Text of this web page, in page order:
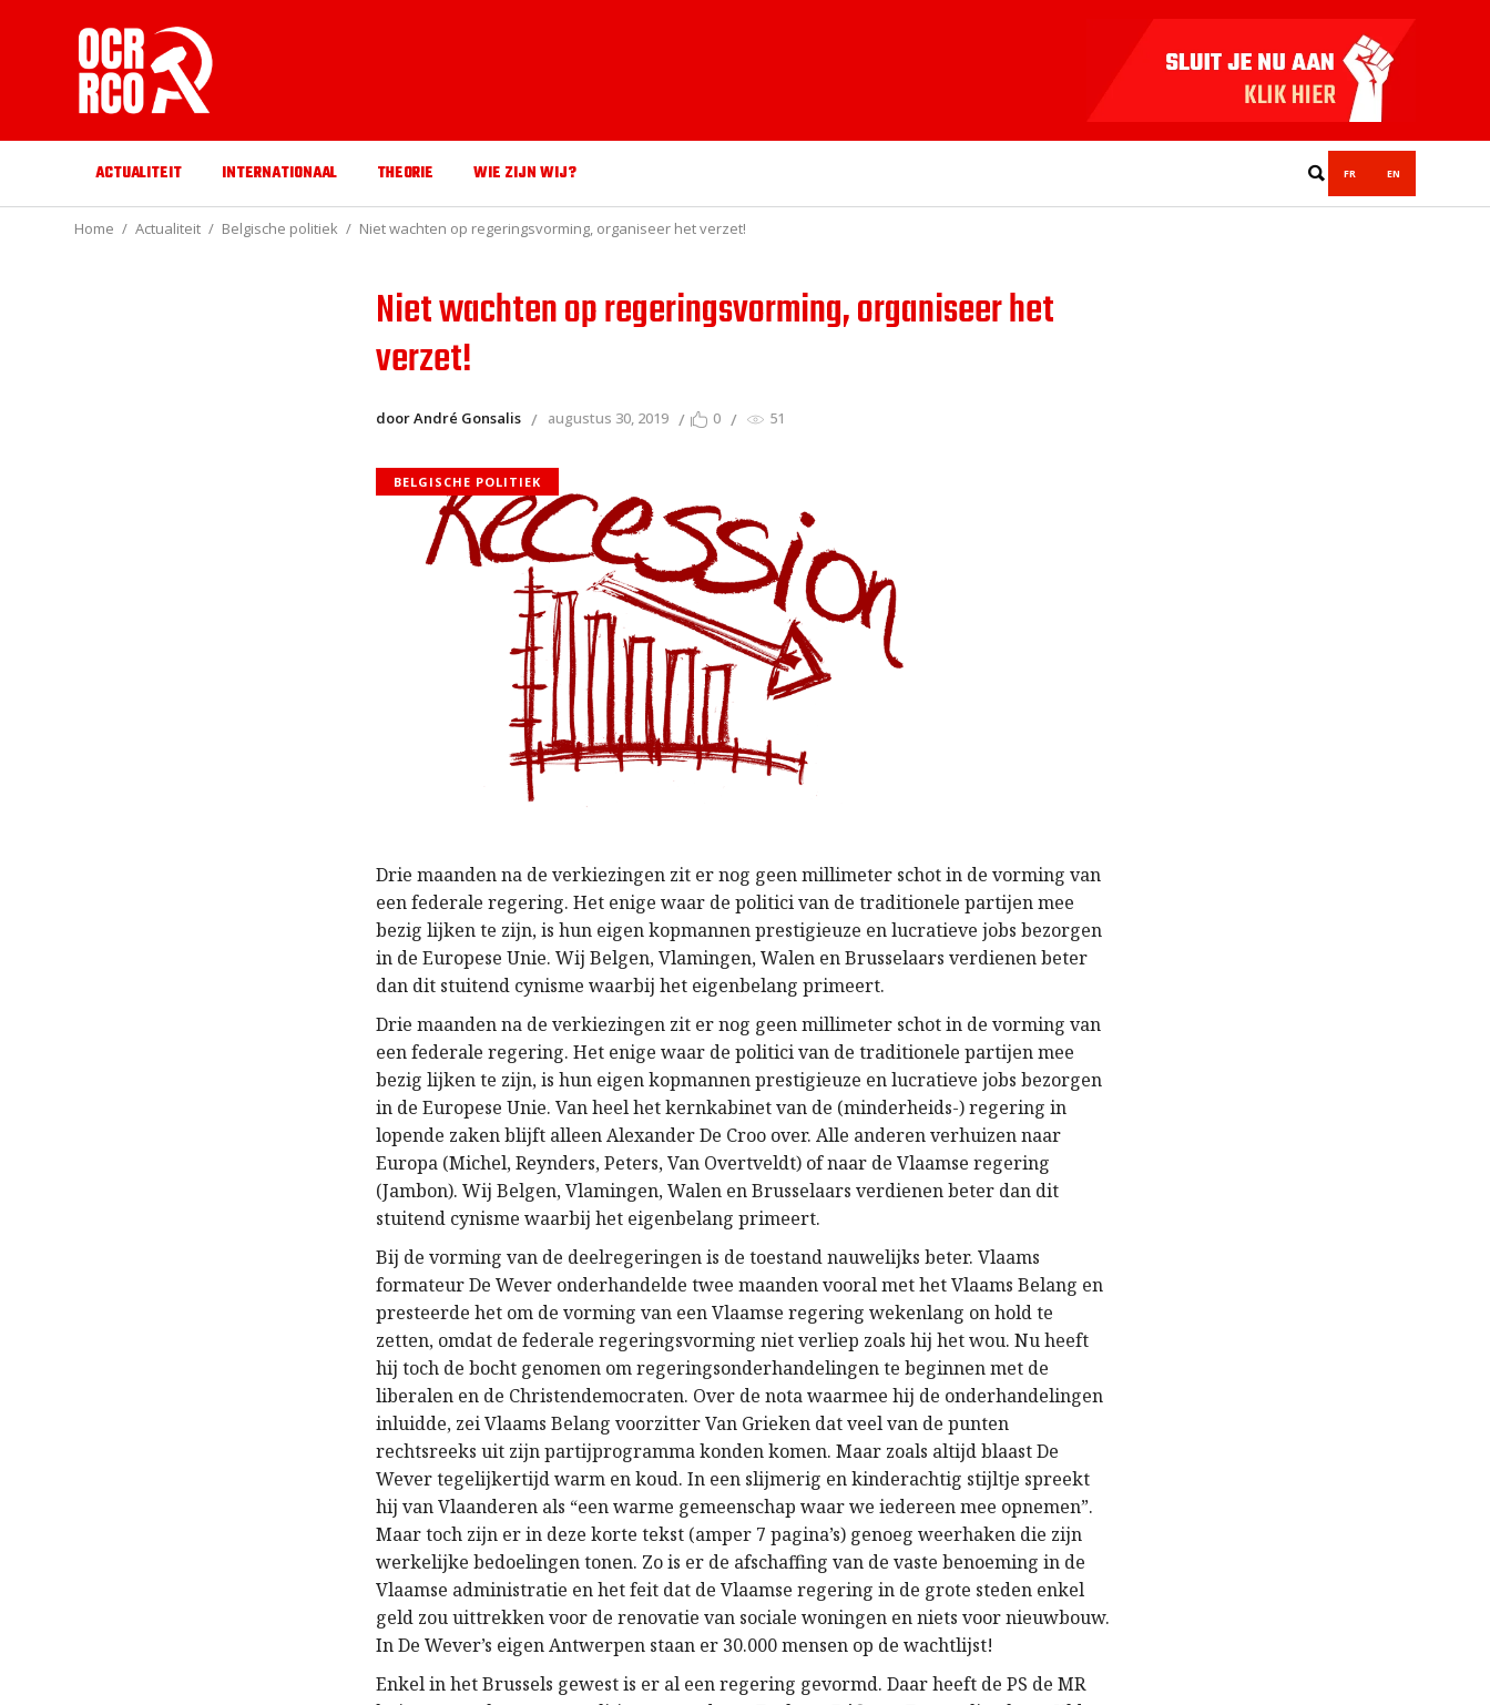
ACTUALITEIT INTERNATIONAAL THEORIE WIE ZIJN WIJ? FR EN
Home Actualiteit Belgische politiek Niet wachten op regeringsvorming, organiseer het verzet!
Niet wachten op regeringsvorming, organiseer het
verzet!
door André Gonsalis augustus 30, 2019 0 51
BELGISCHE POLITIEK
Drie maanden na de verkiezingen zit er nog geen millimeter schot in de vorming van
een federale regering. Het enige waar de politici van de traditionele partijen mee
bezig lijken te zijn, is hun eigen kopmannen prestigieuze en lucratieve jobs bezorgen
in de Europese Unie. Wij Belgen, Vlamingen, Walen en Brusselaars verdienen beter
dan dit stuitend cynisme waarbij het eigenbelang primeert.
Drie maanden na de verkiezingen zit er nog geen millimeter schot in de vorming van
een federale regering. Het enige waar de politici van de traditionele partijen mee
bezig lijken te zijn, is hun eigen kopmannen prestigieuze en lucratieve jobs bezorgen
in de Europese Unie. Van heel het kernkabinet van de (minderheids-) regering in
lopende zaken blijft alleen Alexander De Croo over. Alle anderen verhuizen naar
Europa (Michel, Reynders, Peters, Van Overtveldt) of naar de Vlaamse regering
(Jambon). Wij Belgen, Vlamingen, Walen en Brusselaars verdienen beter dan dit
stuitend cynisme waarbij het eigenbelang primeert.
Bij de vorming van de deelregeringen is de toestand nauwelijks beter. Vlaams
formateur De Wever onderhandelde twee maanden vooral met het Vlaams Belang en
presteerde het om de vorming van een Vlaamse regering wekenlang on hold te
zetten, omdat de federale regeringsvorming niet verliep zoals hij het wou. Nu heeft
hij toch de bocht genomen om regeringsonderhandelingen te beginnen met de
liberalen en de Christendemocraten. Over de nota waarmee hij de onderhandelingen
inluidde, zei Vlaams Belang voorzitter Van Grieken dat veel van de punten
rechtsreeks uit zijn partijprogramma konden komen. Maar zoals altijd blaast De
Wever tegelijkertijd warm en koud. In een slijmerig en kinderachtig stijltje spreekt
hij van Vlaanderen als “een warme gemeenschap waar we iedereen mee opnemen”.
Maar toch zijn er in deze korte tekst (amper 7 pagina’s) genoeg weerhaken die zijn
werkelijke bedoelingen tonen. Zo is er de afschaffing van de vaste benoeming in de
Vlaamse administratie en het feit dat de Vlaamse regering in de grote steden enkel
geld zou uittrekken voor de renovatie van sociale woningen en niets voor nieuwbouw.
In De Wever’s eigen Antwerpen staan er 30.000 mensen op de wachtlijst!
Enkel in het Brussels gewest is er al een regering gevormd. Daar heeft de PS de MR